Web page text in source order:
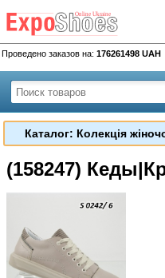
Проведено заказов на: 176261498 UAH
Каталог: Колекція
(158247)